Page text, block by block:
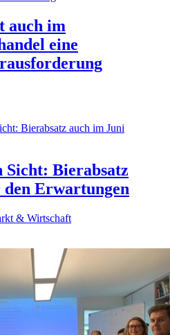
auch im
eine
Sicht: Bierabsatz
Erwartungen
& Wirtschaft